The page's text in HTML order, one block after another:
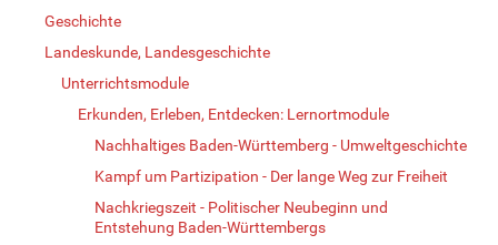
Geschichte
Landeskunde, Landesgeschichte
Unterrichtsmodule
Erkunden, Erleben, Entdecken: Lernortmodule
Nachhaltiges Baden-Württemberg - Umweltgeschichte
Kampf um Partizipation - Der lange Weg zur Freiheit
Nachkriegszeit - Politischer Neubeginn und
Entstehung Baden-Württembergs